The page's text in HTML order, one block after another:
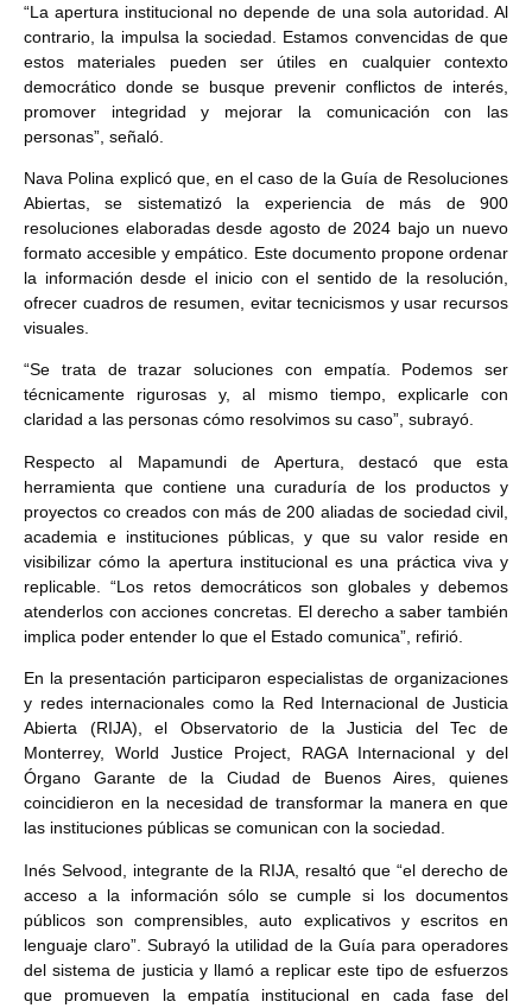
“La apertura institucional no depende de una sola autoridad. Al
contrario, la impulsa la sociedad. Estamos convencidas de que
estos materiales pueden ser útiles en cualquier contexto
democrático donde se busque prevenir conflictos de interés,
promover integridad y mejorar la comunicación con las
personas”, señaló.
Nava Polina explicó que, en el caso de la Guía de Resoluciones
Abiertas, se sistematizó la experiencia de más de 900
resoluciones elaboradas desde agosto de 2024 bajo un nuevo
formato accesible y empático. Este documento propone ordenar
la información desde el inicio con el sentido de la resolución,
ofrecer cuadros de resumen, evitar tecnicismos y usar recursos
visuales.
“Se trata de trazar soluciones con empatía. Podemos ser
técnicamente rigurosas y, al mismo tiempo, explicarle con
claridad a las personas cómo resolvimos su caso”, subrayó.
Respecto al Mapamundi de Apertura, destacó que esta
herramienta que contiene una curaduría de los productos y
proyectos co creados con más de 200 aliadas de sociedad civil,
academia e instituciones públicas, y que su valor reside en
visibilizar cómo la apertura institucional es una práctica viva y
replicable. “Los retos democráticos son globales y debemos
atenderlos con acciones concretas. El derecho a saber también
implica poder entender lo que el Estado comunica”, refirió.
En la presentación participaron especialistas de organizaciones
y redes internacionales como la Red Internacional de Justicia
Abierta (RIJA), el Observatorio de la Justicia del Tec de
Monterrey, World Justice Project, RAGA Internacional y del
Órgano Garante de la Ciudad de Buenos Aires, quienes
coincidieron en la necesidad de transformar la manera en que
las instituciones públicas se comunican con la sociedad.
Inés Selvood, integrante de la RIJA, resaltó que “el derecho de
acceso a la información sólo se cumple si los documentos
públicos son comprensibles, auto explicativos y escritos en
lenguaje claro”. Subrayó la utilidad de la Guía para operadores
del sistema de justicia y llamó a replicar este tipo de esfuerzos
que promueven la empatía institucional en cada fase del